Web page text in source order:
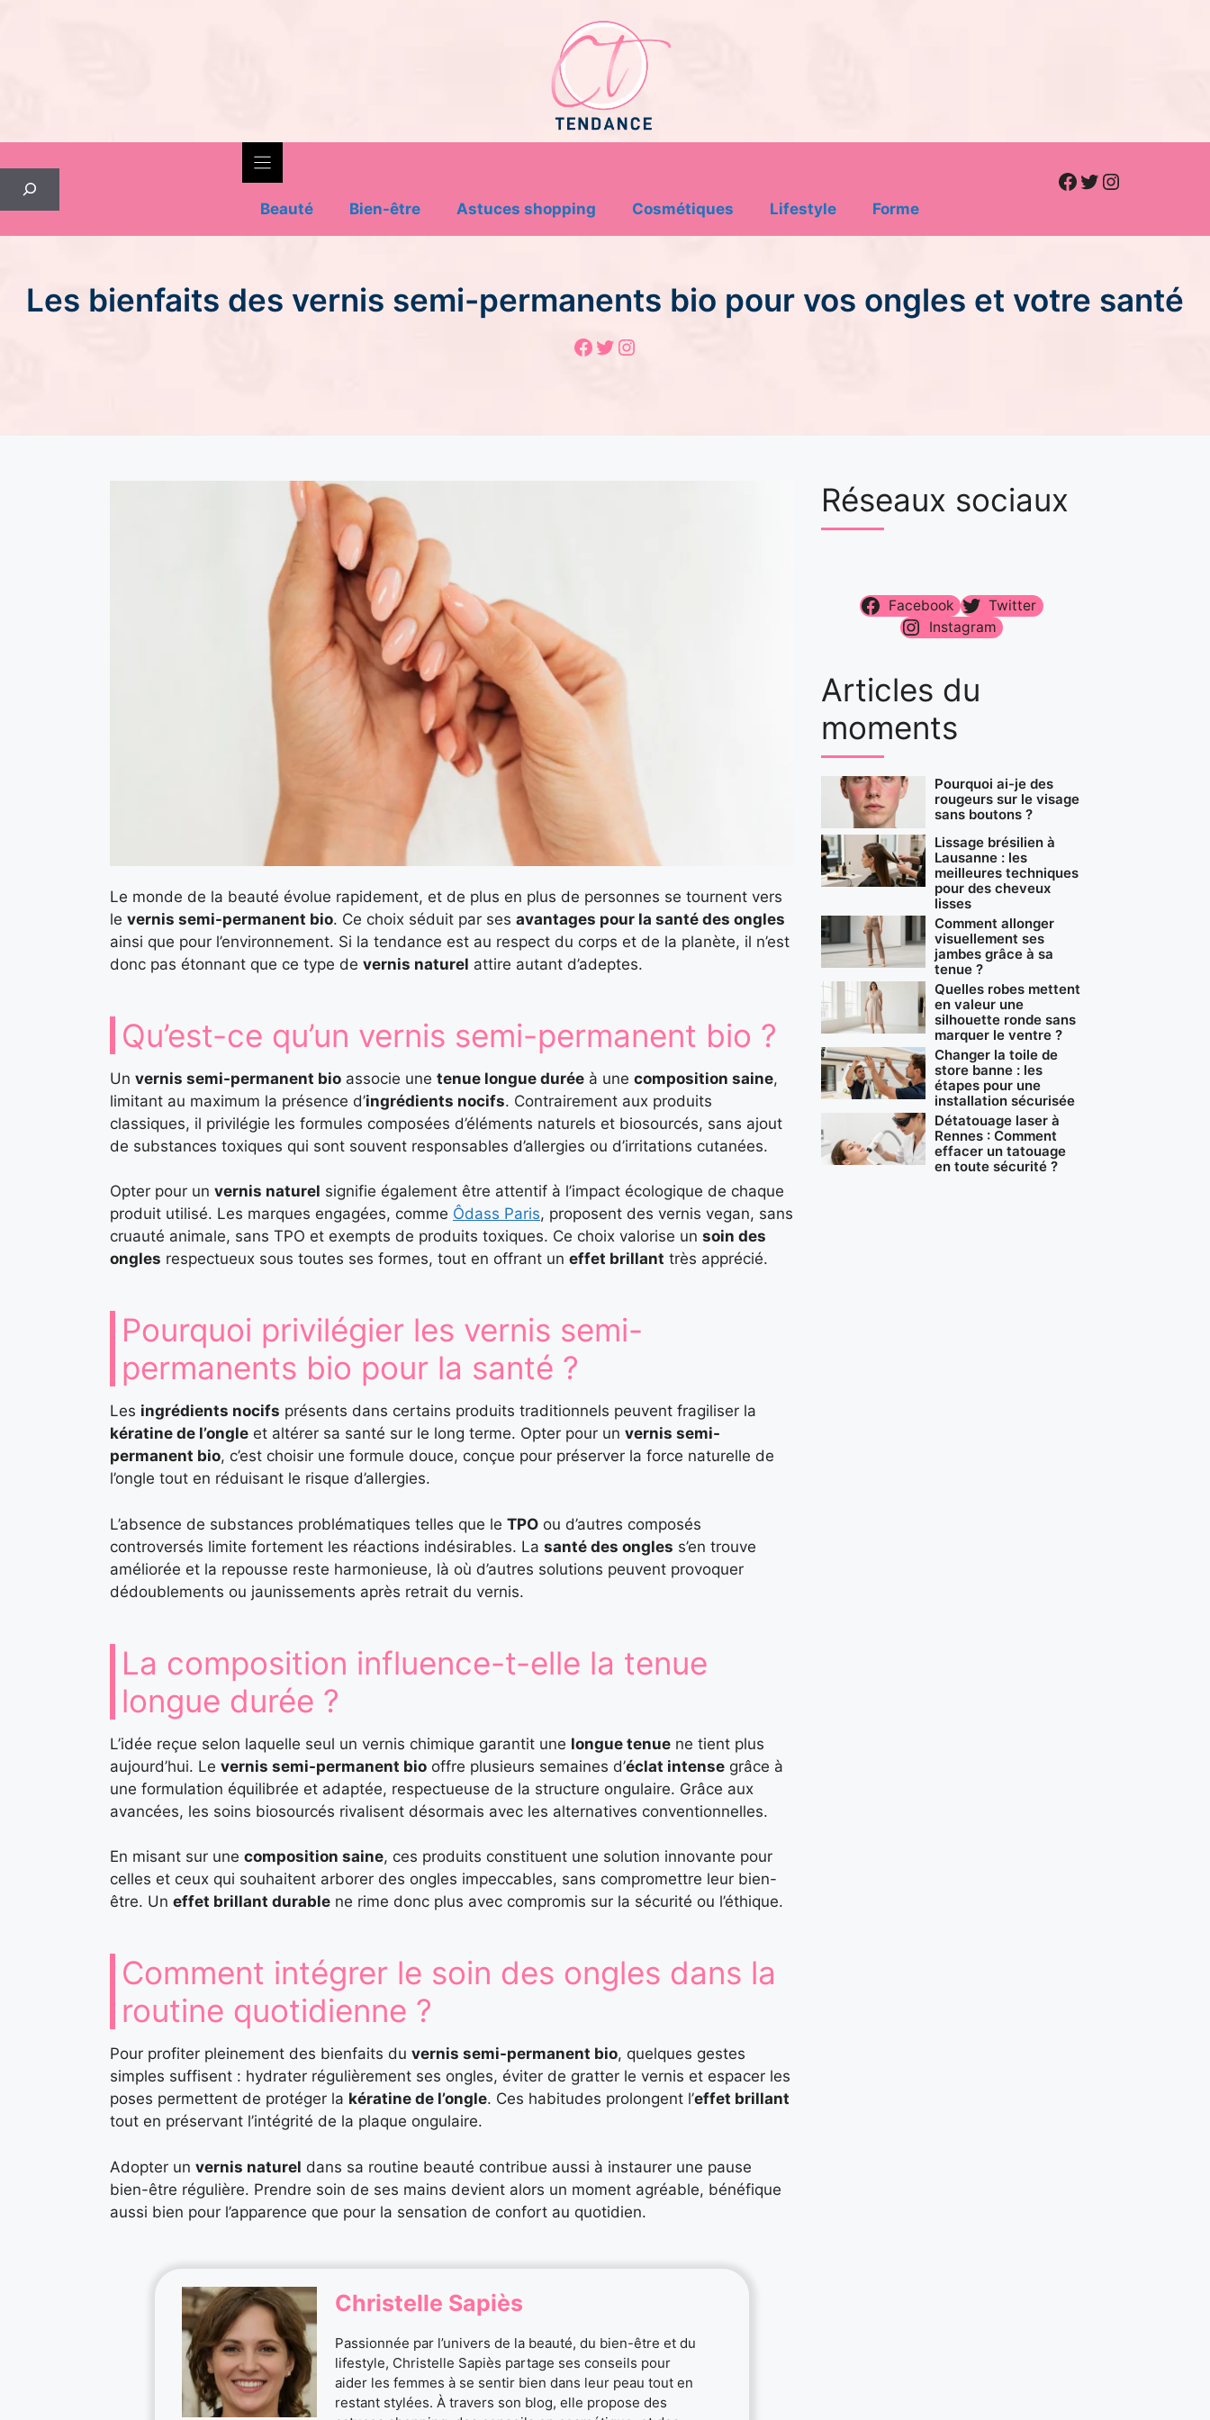
Beauté
Bien-être Astuces shopping Cosmétiques Lifestyle Forme
Facebook
Twitter
Instagram
Les bienfaits des vernis semi-permanents bio pour vos ongles et votre santé
Facebook
Twitter
Instagram
Le monde de la beauté évolue rapidement, et de plus en plus de personnes se tournent vers
le vernis semi-permanent bio. Ce choix séduit par ses avantages pour la santé des ongles
ainsi que pour l’environnement. Si la tendance est au respect du corps et de la planète, il n’est
donc pas étonnant que ce type de vernis naturel attire autant d’adeptes.
Qu’est-ce qu’un vernis semi-permanent bio ?
Un vernis semi-permanent bio associe une tenue longue durée à une composition saine,
limitant au maximum la présence d’ingrédients nocifs. Contrairement aux produits
classiques, il privilégie les formules composées d’éléments naturels et biosourcés, sans ajout
de substances toxiques qui sont souvent responsables d’allergies ou d’irritations cutanées.
Opter pour un vernis naturel signifie également être attentif à l’impact écologique de chaque
produit utilisé. Les marques engagées, comme Ôdass Paris, proposent des vernis vegan, sans
cruauté animale, sans TPO et exempts de produits toxiques. Ce choix valorise un soin des
ongles respectueux sous toutes ses formes, tout en offrant un effet brillant très apprécié.
Pourquoi privilégier les vernis semi-
permanents bio pour la santé ?
Les ingrédients nocifs présents dans certains produits traditionnels peuvent fragiliser la
kératine de l’ongle et altérer sa santé sur le long terme. Opter pour un vernis semi-
permanent bio, c’est choisir une formule douce, conçue pour préserver la force naturelle de
l’ongle tout en réduisant le risque d’allergies.
L’absence de substances problématiques telles que le TPO ou d’autres composés
controversés limite fortement les réactions indésirables. La santé des ongles s’en trouve
améliorée et la repousse reste harmonieuse, là où d’autres solutions peuvent provoquer
dédoublements ou jaunissements après retrait du vernis.
La composition influence-t-elle la tenue
longue durée ?
L’idée reçue selon laquelle seul un vernis chimique garantit une longue tenue ne tient plus
aujourd’hui. Le vernis semi-permanent bio offre plusieurs semaines d’éclat intense grâce à
une formulation équilibrée et adaptée, respectueuse de la structure ongulaire. Grâce aux
avancées, les soins biosourcés rivalisent désormais avec les alternatives conventionnelles.
En misant sur une composition saine, ces produits constituent une solution innovante pour
celles et ceux qui souhaitent arborer des ongles impeccables, sans compromettre leur bien-
être. Un effet brillant durable ne rime donc plus avec compromis sur la sécurité ou l’éthique.
Comment intégrer le soin des ongles dans la
routine quotidienne ?
Pour profiter pleinement des bienfaits du vernis semi-permanent bio, quelques gestes
simples suffisent : hydrater régulièrement ses ongles, éviter de gratter le vernis et espacer les
poses permettent de protéger la kératine de l’ongle. Ces habitudes prolongent l’effet brillant
tout en préservant l’intégrité de la plaque ongulaire.
Adopter un vernis naturel dans sa routine beauté contribue aussi à instaurer une pause
bien-être régulière. Prendre soin de ses mains devient alors un moment agréable, bénéfique
aussi bien pour l’apparence que pour la sensation de confort au quotidien.
Christelle Sapiès
Passionnée par l’univers de la beauté, du bien-être et du
lifestyle, Christelle Sapiès partage ses conseils pour
aider les femmes à se sentir bien dans leur peau tout en
restant stylées. À travers son blog, elle propose des
Réseaux sociaux
Facebook
Twitter
Instagram
Articles du
moments
Pourquoi ai-je des
rougeurs sur le visage
sans boutons ?
Lissage brésilien à
Lausanne : les
meilleures techniques
pour des cheveux
lisses
Comment allonger
visuellement ses
jambes grâce à sa
tenue ?
Quelles robes mettent
en valeur une
silhouette ronde sans
marquer le ventre ?
Changer la toile de
store banne : les
étapes pour une
installation sécurisée
Détatouage laser à
Rennes : Comment
effacer un tatouage
en toute sécurité ?